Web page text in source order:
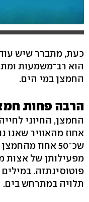
כעת, מתברר שיש עוד
הוא רב־משמעות
החמצן במי הים.
הרבה פחות
אחוז מהאוויר שאנו
שכ־50 אחוז
מפעילותן של אצות
פוטוסינתזה.
תלויה במתרחש בים.